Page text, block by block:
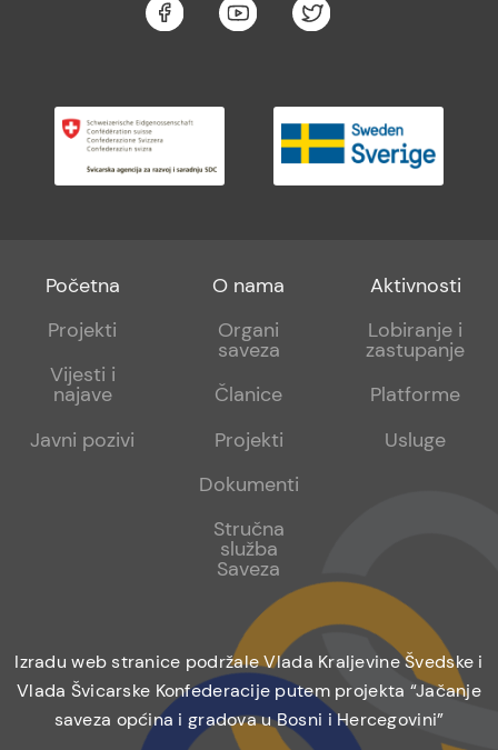
Footer
menu
Početna
Projekti
Vijesti i
najave
Javni pozivi
Footer
sub
O nama
Organi
saveza
Članice
Projekti
Dokumenti
Stručna
služba
Saveza
Footer
sub
Aktivnosti
Lobiranje i
zastupanje
Platforme
Usluge
Izradu web stranice podržale Vlada Kraljevine Švedske i
Vlada Švicarske Konfederacije putem projekta “Jačanje
saveza općina i gradova u Bosni i Hercegovini”